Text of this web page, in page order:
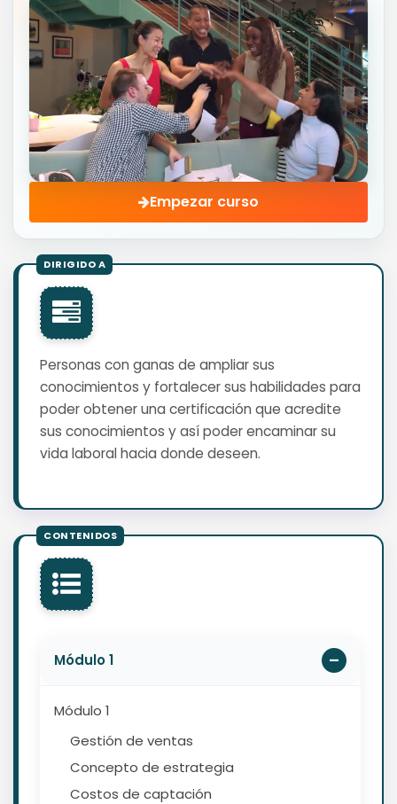
Empezar curso
Personas con ganas de ampliar sus
conocimientos y fortalecer sus habilidades para
poder obtener una certificación que acredite
sus conocimientos y así poder encaminar su
vida laboral hacia donde deseen.
Módulo 1
Módulo 1
Gestión de ventas
Concepto de estrategia
Costos de captación